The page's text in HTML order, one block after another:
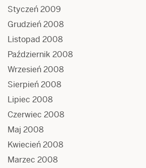
Styczeń 2009
Grudzień 2008
Listopad 2008
Październik 2008
Wrzesień 2008
Sierpień 2008
Lipiec 2008
Czerwiec 2008
Maj 2008
Kwiecień 2008
Marzec 2008